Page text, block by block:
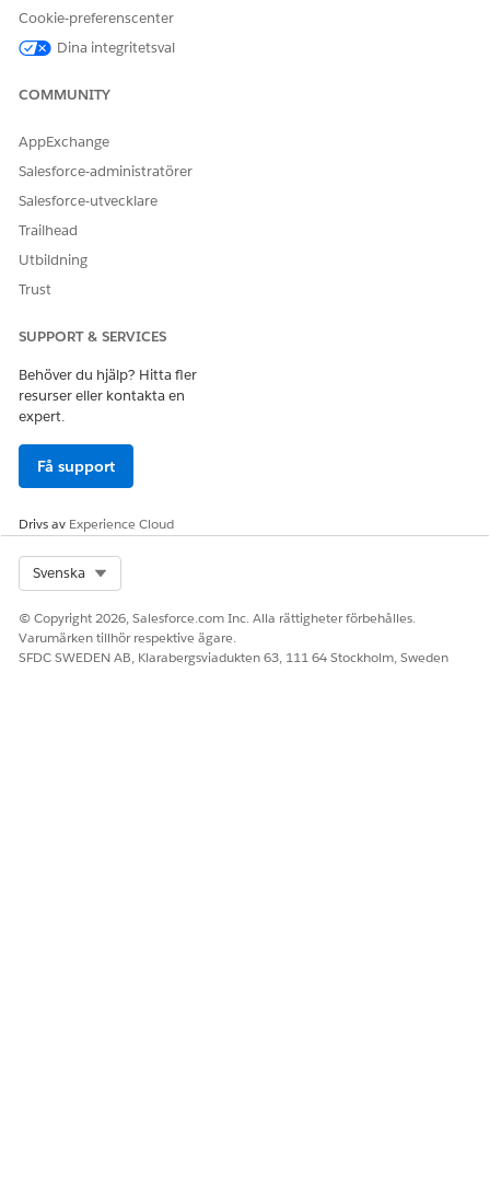
Prissättningsinställning.
Aktivera proceduren.
Endast Place Sales Transaction API
för transaktioner med flera valutor.
Berätta för oss vad vi kan förbättra!
Cookie-preferenscenter
Dina integritetsval
COMMUNITY
AppExchange
Salesforce-administratörer
Salesforce-utvecklare
Trailhead
Utbildning
Trust
SUPPORT & SERVICES
Behöver du hjälp? Hitta fler
resurser eller kontakta en
expert.
Få support
Drivs av Experience Cloud
Svenska
© Copyright 2026, Salesforce.com Inc. Alla rättigheter förbehålles.
Varumärken tillhör respektive ägare.
SFDC SWEDEN AB, Klarabergsviadukten 63, 111 64 Stockholm, Sweden